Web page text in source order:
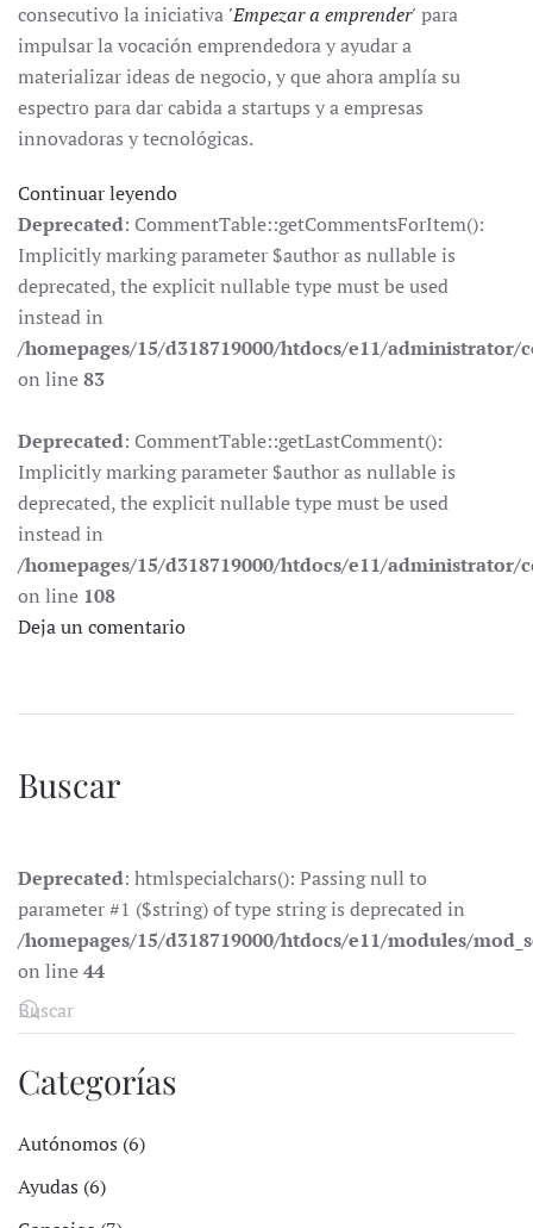
consecutivo la iniciativa 'Empezar a emprender' para
impulsar la vocación emprendedora y ayudar a
materializar ideas de negocio, y que ahora amplía su
espectro para dar cabida a startups y a empresas
innovadoras y tecnológicas.
Continuar leyendo
Deprecated: CommentTable::getCommentsForItem():
Implicitly marking parameter $author as nullable is
deprecated, the explicit nullable type must be used
instead in
/homepages/15/d318719000/htdocs/e11/
on line83
Deprecated: CommentTable::getLastComment():
Implicitly marking parameter $author as nullable is
deprecated, the explicit nullable type must be used
instead in
/homepages/15/d318719000/htdocs/e11/
on line 108
Deja un comentario
Buscar
Deprecated: htmlspecialchars(): Passing null to
parameter #1 ($string) of type string is deprecated in
/homepages/15/d318719000/htdocs/e11/modules/
on line44
Categorías
Autónomos (6)
Ayudas (6)